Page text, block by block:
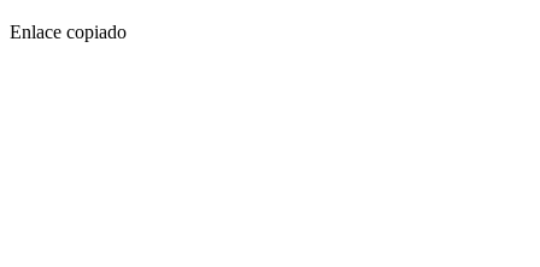
Enlace copiado